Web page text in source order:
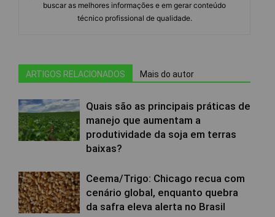
buscar as melhores informações e em gerar conteúdo
técnico profissional de qualidade.
ARTIGOS RELACIONADOS Mais do autor
Quais são as principais práticas de
manejo que aumentam a
produtividade da soja em terras
baixas?
Ceema/Trigo: Chicago recua com
cenário global, enquanto quebra
da safra eleva alerta no Brasil